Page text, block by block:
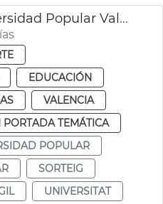
Sorteo plazas Universidad Popular València
EDUCACIÓN
VALENCIA
PORTADA TEMÁTICA
POPULAR
SORTEIG
UNIVERSITAT